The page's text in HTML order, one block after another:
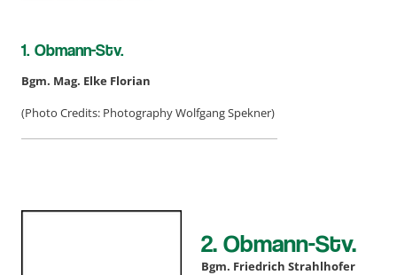
1. Obmann-Stv.
Bgm. Mag. Elke Florian
(Photo Credits: Photography Wolfgang Spekner)
2. Obmann-Stv.
Bgm. Friedrich Strahlhofer